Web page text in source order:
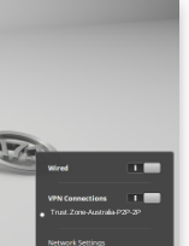
Trust.Zone-Australia-P2P-2P